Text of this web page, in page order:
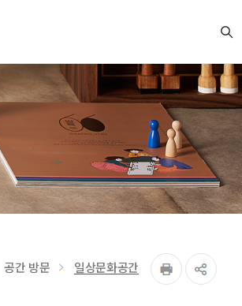
공간 방문 일상문화공간